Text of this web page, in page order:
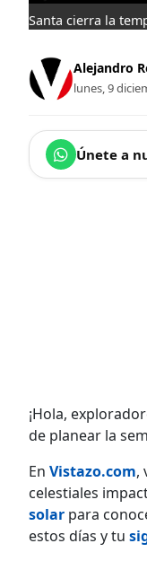
Santa cierra la
Alejandro
lunes, 9
Únete a
¡Hola,
de planear la
En Vistazo.com,
celestiales
solar para
estos días y tu